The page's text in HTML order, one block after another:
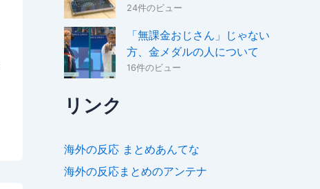
24件のビュー
「無課金おじさん」じゃない
方、金メダルの人について
16件のビュー
リンク
海外の反応 まとめあんてな
海外の反応まとめのアンテナ